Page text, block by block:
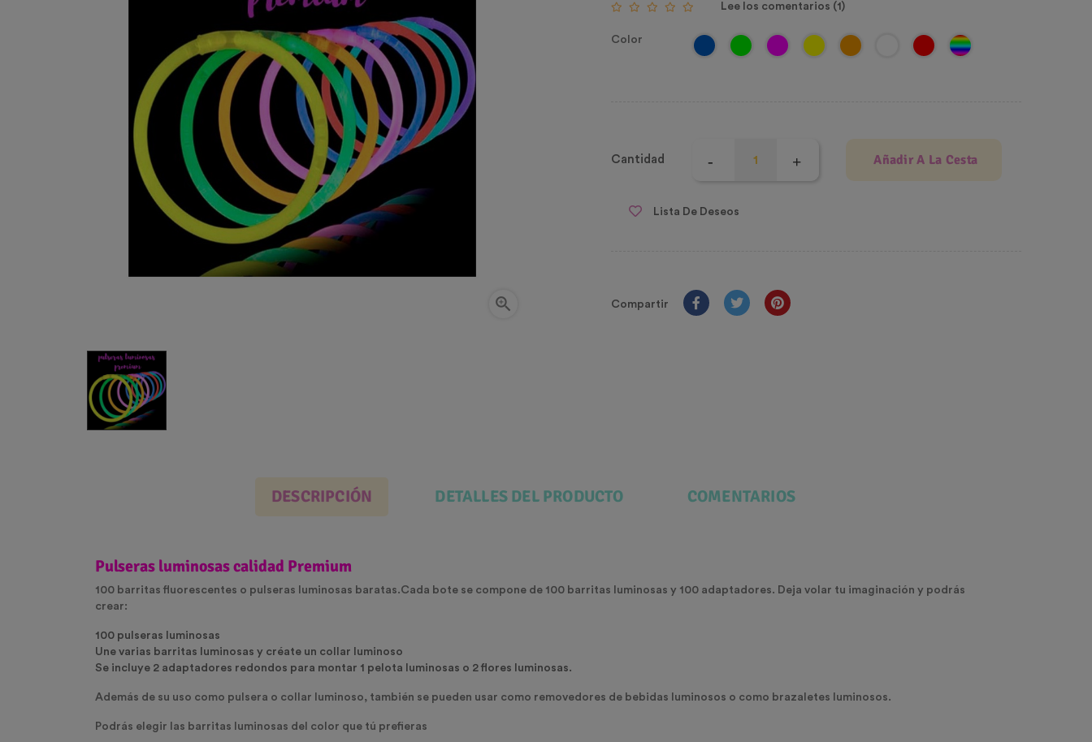

Lee los comentarios (1 )
Color
Cantidad Añadir A La Cesta
Lista De Deseos
Compartir
DESCRIPCIÓN DETALLES DEL PRODUCTO COMENTARIOS
Pulseras luminosas calidad Premium
100 barritas fluorescentes o pulseras luminosas baratas.Cada bote se compone de 100 barritas luminosas y 100 adaptadores. Deja volar tu imaginación y podrás
crear:
100 pulseras luminosas
Une varias barritas luminosas y créate un collar luminoso
Se incluye 2 adaptadores redondos para montar 1 pelota luminosas o 2 flores luminosas.
Además de su uso como pulsera o collar luminoso, también se pueden usar como removedores de bebidas luminosos o como brazaletes luminosos.
Podrás elegir las barritas luminosas del color que tú prefieras